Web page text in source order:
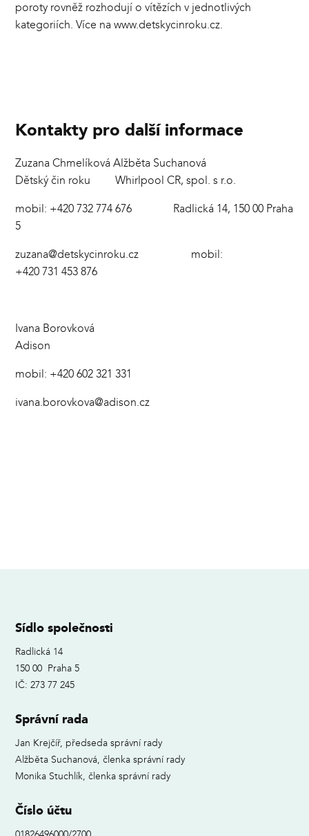
poroty rovněž rozhodují o vítězích v jednotlivých
kategoriích. Více nawww.detskycinroku.cz.
Kontakty pro další informace
Zuzana Chmelíková Alžběta Suchanová
Dětský čin roku
Whirlpool CR, spol. s r.o.
mobil: +420 732 774 676
Radlická 14, 150 00 Praha
5
zuzana@detskycinroku.cz
mobil:
+420 731 453 876
Ivana Borovková
Adison
mobil: +420 602 321 331
ivana.borovkova@adison.cz
Sídlo společnosti
Radlická 14
150 00 Praha 5
IČ: 273 77 245
Správní rada
Jan Krejčíř, předseda správní rady
Alžběta Suchanová, členka správní rady
Monika Stuchlík, členka správní rady
Číslo účtu